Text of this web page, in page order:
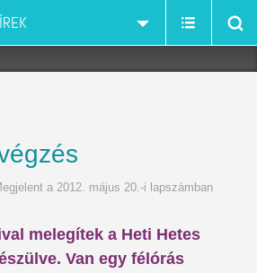
a 2012. május 20.-i lapszámban
melegítek a Heti Hetes
Van egy félórás